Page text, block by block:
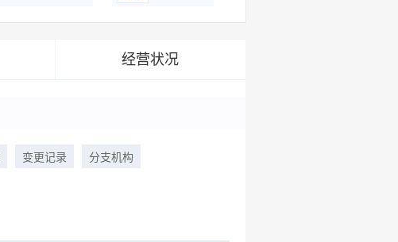
经营状况
变更记录 分支机构